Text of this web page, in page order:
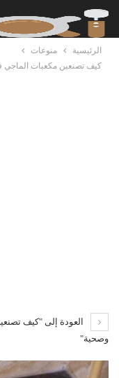
الرئيسية
منوعات
كيف تصنعين مكعبات الماجي
العودة إلى "كيف
وصحية"